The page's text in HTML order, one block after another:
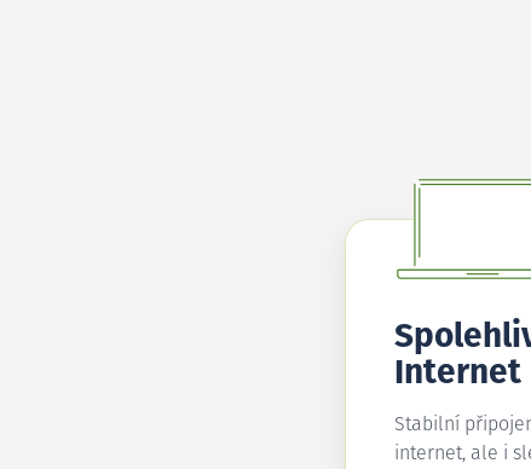
Internet
Stabilní
internet, ale i